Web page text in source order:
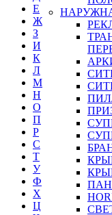
Е
Ж
З
И
К
Л
М
Н
О
П
Р
С
Т
У
Ф
Х
Ц